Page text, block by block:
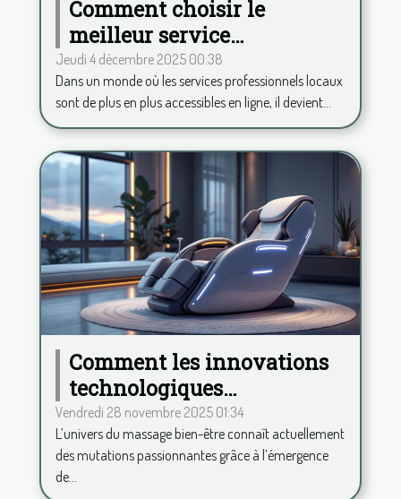
Comment choisir le
meilleur service
professionnel local en
ligne ?
Jeudi 4 décembre 2025 00:38
Dans un monde où les services professionnels locaux
sont de plus en plus accessibles en ligne, il devient...
Comment les innovations
technologiques
transforment-elles le
secteur du massage bien-
être ?
Vendredi 28 novembre 2025 01:34
L’univers du massage bien-être connaît actuellement
des mutations passionnantes grâce à l’émergence
de...